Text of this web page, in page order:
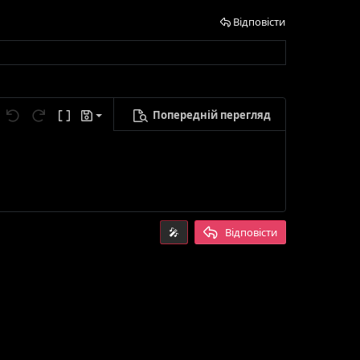
Відповісти
Скасувати
Повторити
Ввімкнути режим BB-кодів
Чернетки
чернетку
Попередній перегляд
🎤 Відповісти